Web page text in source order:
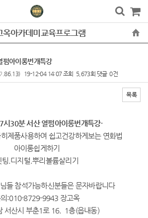
옥아카데미교육프로그램
펌아이롱번개특강
19-12-04 14:07조회 5,673회 댓글 0건
목록
시30분 서산 열펌아이롱번개특강-
제품사용하여 쉽고건강하게보는 연화법
아이롱쉽게하기
팅.디지털.뿌리볼륨살리기
들 참석가능하신분들은 문자바랍니다
:010-8729-9943 장고옥
서산시 부춘1로 16. 1층(읍내동)